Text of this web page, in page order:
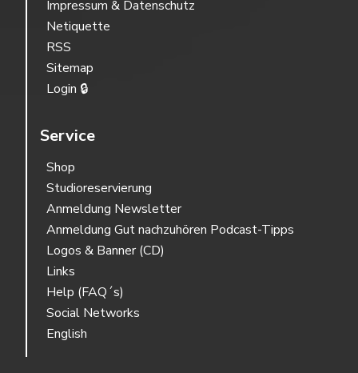
Impressum & Datenschutz
Netiquette
RSS
Sitemap
Login 🔒
Service
Shop
Studioreservierung
Anmeldung Newsletter
Anmeldung Gut nachzuhören Podcast-Tipps
Logos & Banner (CD)
Links
Help (FAQ´s)
Social Networks
English